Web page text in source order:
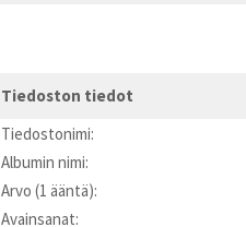
Tiedoston tiedot
Tiedostonimi:
Albumin nimi:
Arvo (1 ääntä):
Avainsanat: